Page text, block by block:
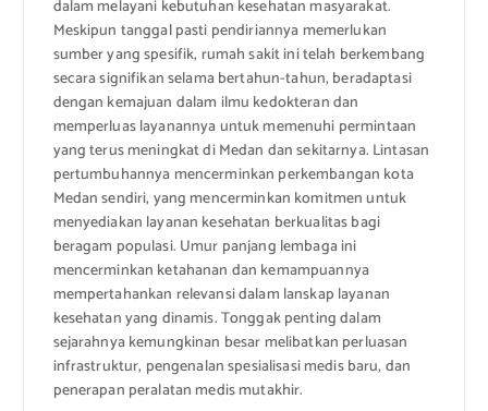
dalam melayani kebutuhan kesehatan masyarakat.
Meskipun tanggal pasti pendiriannya memerlukan
sumber yang spesifik, rumah sakit ini telah berkembang
secara signifikan selama bertahun-tahun, beradaptasi
dengan kemajuan dalam ilmu kedokteran dan
memperluas layanannya untuk memenuhi permintaan
yang terus meningkat di Medan dan sekitarnya. Lintasan
pertumbuhannya mencerminkan perkembangan kota
Medan sendiri, yang mencerminkan komitmen untuk
menyediakan layanan kesehatan berkualitas bagi
beragam populasi. Umur panjang lembaga ini
mencerminkan ketahanan dan kemampuannya
mempertahankan relevansi dalam lanskap layanan
kesehatan yang dinamis. Tonggak penting dalam
sejarahnya kemungkinan besar melibatkan perluasan
infrastruktur, pengenalan spesialisasi medis baru, dan
penerapan peralatan medis mutakhir.